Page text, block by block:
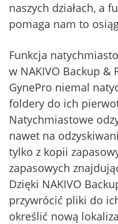
naszych działach, a
pomaga nam to
Funkcja
w NAKIVO Backup
GynePro niemal
foldery do ich
Natychmiastowe
nawet na
tylko z kopii
zapasowych
Dzięki NAKIVO
przywrócić pliki do
określić nową